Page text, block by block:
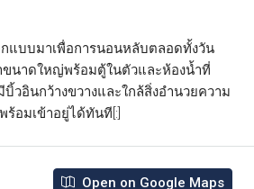
แบบมาเพื่อการนอนหลับตลอดทั้งวัน
นาดใหญ่พร้อมตู้ในตัวและห้องน้ำที่
วอินกว้างขวางและใกล้สิ่งอำนวยความ
ร้อมเข้าอยู่ได้ทันที[:]
Open on Google Maps